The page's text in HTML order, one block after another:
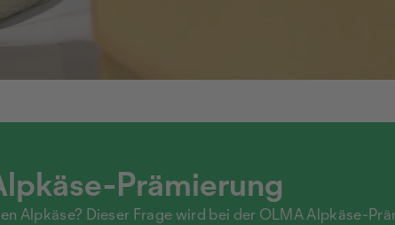
Prämierung
Alpkäse? Dieser Frage wird bei der OLMA Alpkäse-